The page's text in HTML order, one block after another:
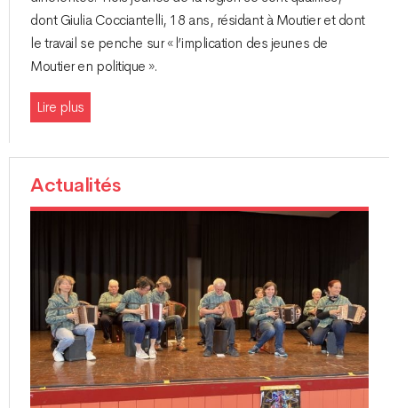
dont Giulia Cocciantelli, 18 ans, résidant à Moutier et dont
le travail se penche sur « l’implication des jeunes de
Moutier en politique ».
Lire plus
Actualités